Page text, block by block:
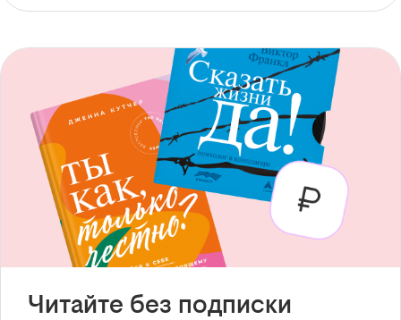
Читайте без подписки